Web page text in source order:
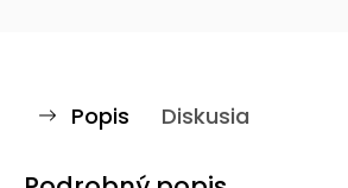
Popis Diskusia